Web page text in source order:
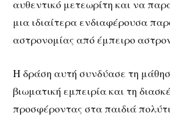
αυθεντικό μετεωρίτη και να
μια ιδιαίτερα ενδιαφέρουσα
αστρονομίας από έμπειρο
Η δράση αυτή συνδύασε τη
βιωματική εμπειρία και τη
προσφέροντας στα παιδιά